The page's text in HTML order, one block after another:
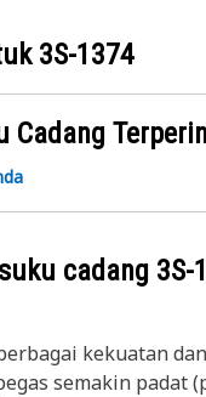
3S-1374
Cadang
cadang 3S-
kekuatan
semakin padat